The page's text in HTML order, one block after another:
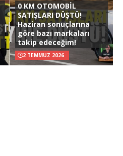
0 KM OTOMOBİL
SATIŞLARI DÜŞTÜ!
Haziran sonuçlarına
göre bazı markaları
takip edeceğim!
2 TEMMUZ 2026